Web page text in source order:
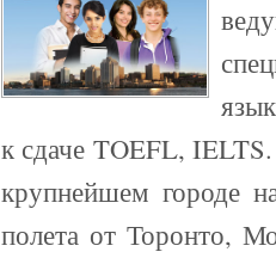
к сдаче TOEFL,
крупнейшем городе
полета от Торонто,